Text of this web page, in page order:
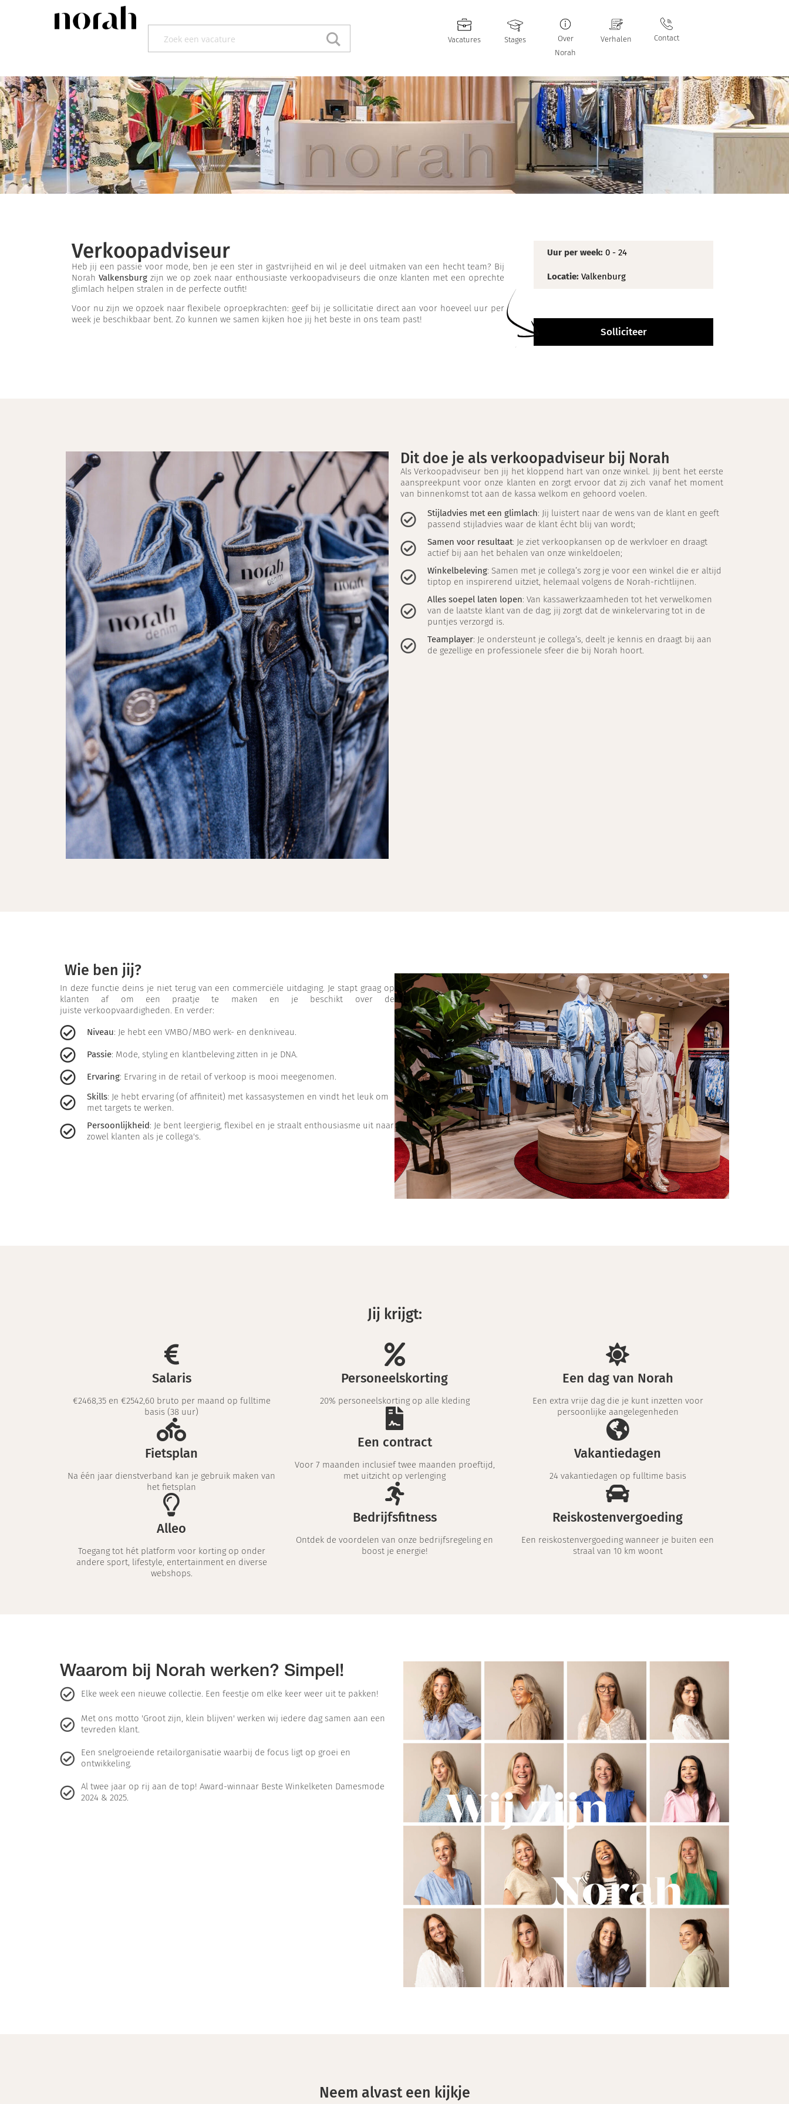
Vacatures Stages
Over
Norah
Verhalen Contact
Verkoopadviseur
Heb jij een passie voor mode, ben je een ster in gastvrijheid en wil je deel uitmaken van een hecht team? Bij
Norah Valkensburg zijn we op zoek naar enthousiaste verkoopadviseurs die onze klanten met een oprechte
glimlach helpen stralen in de perfecte outfit!
Voor nu zijn we opzoek naar flexibele oproepkrachten: geef bij je sollicitatie direct aan voor hoeveel uur per
week je beschikbaar bent. Zo kunnen we samen kijken hoe jij het beste in ons team past!
Uur per week: 0 - 24
Locatie: Valkenburg
Solliciteer
Dit doe je als verkoopadviseur bij Norah
Als Verkoopadviseur ben jij het kloppend hart van onze winkel. Jij bent het eerste
aanspreekpunt voor onze klanten en zorgt ervoor dat zij zich vanaf het moment
van binnenkomst tot aan de kassa welkom en gehoord voelen.
Stijladvies met een glimlach: Jij luistert naar de wens van de klant en geeft
passend stijladvies waar de klant écht blij van wordt;
Samen voor resultaat: Je ziet verkoopkansen op de werkvloer en draagt
actief bij aan het behalen van onze winkeldoelen;
Winkelbeleving: Samen met je collega’s zorg je voor een winkel die er altijd
tiptop en inspirerend uitziet, helemaal volgens de Norah-richtlijnen.
Alles soepel laten lopen: Van kassawerkzaamheden tot het verwelkomen
van de laatste klant van de dag; jij zorgt dat de winkelervaring tot in de
puntjes verzorgd is.
Teamplayer: Je ondersteunt je collega’s, deelt je kennis en draagt bij aan
de gezellige en professionele sfeer die bij Norah hoort.
Wie ben jij?
In deze functie deins je niet terug van een commerciële uitdaging. Je stapt graag op
klanten af om een praatje te maken en je beschikt over de
juiste verkoopvaardigheden. En verder:
Niveau: Je hebt een VMBO/MBO werk- en denkniveau.
Passie: Mode, styling en klantbeleving zitten in je DNA.
Ervaring: Ervaring in de retail of verkoop is mooi meegenomen.
Skills: Je hebt ervaring (of affiniteit) met kassasystemen en vindt het leuk om
met targets te werken.
Persoonlijkheid: Je bent leergierig, flexibel en je straalt enthousiasme uit naar
zowel klanten als je collega's.
Jij krijgt:
Salaris
€2468,35 en €2542,60 bruto per maand op fulltime
basis (38 uur)
Fietsplan
Na één jaar dienstverband kan je gebruik maken van
het fietsplan
Alleo
Toegang tot hét platform voor korting op onder
andere sport, lifestyle, entertainment en diverse
webshops.
Personeelskorting
20% personeelskorting op alle kleding
Een contract
Voor 7 maanden inclusief twee maanden proeftijd,
met uitzicht op verlenging
Bedrijfsfitness
Ontdek de voordelen van onze bedrijfsregeling en
boost je energie!
Een dag van Norah
Een extra vrije dag die je kunt inzetten voor
persoonlijke aangelegenheden
Vakantiedagen
24 vakantiedagen op fulltime basis
Reiskostenvergoeding
Een reiskostenvergoeding wanneer je buiten een
straal van 10 km woont
Waarom bij Norah werken? Simpel!
Elke week een nieuwe collectie. Een feestje om elke keer weer uit te pakken!
Met ons motto 'Groot zijn, klein blijven' werken wij iedere dag samen aan een
tevreden klant.
Een snelgroeiende retailorganisatie waarbij de focus ligt op groei en
ontwikkeling.
Al twee jaar op rij aan de top! Award-winnaar Beste Winkelketen Damesmode
2024 & 2025.
Neem alvast een kijkje